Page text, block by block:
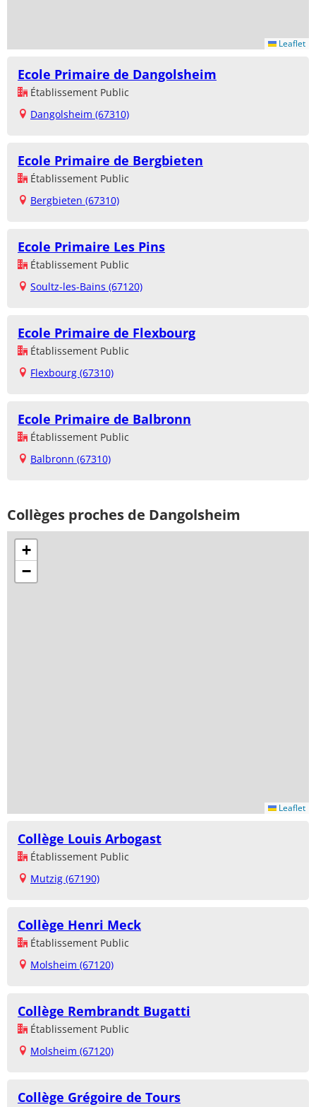
Leaflet
Ecole Primaire de Dangolsheim
Établissement Public
Dangolsheim (67310)
Ecole Primaire de Bergbieten
Établissement Public
Bergbieten (67310)
Ecole Primaire Les Pins
Établissement Public
Soultz-les-Bains (67120)
Ecole Primaire de Flexbourg
Établissement Public
Flexbourg (67310)
Ecole Primaire de Balbronn
Établissement Public
Balbronn (67310)
Collèges proches de Dangolsheim
+
−
Leaflet
Collège Louis Arbogast
Établissement Public
Mutzig (67190)
Collège Henri Meck
Établissement Public
Molsheim (67120)
Collège Rembrandt Bugatti
Établissement Public
Molsheim (67120)
Collège Grégoire de Tours